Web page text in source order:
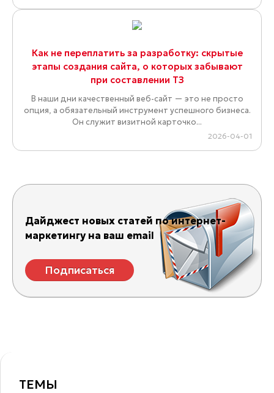
Как не переплатить за разработку: скрытые
этапы создания сайта, о которых забывают
при составлении ТЗ
В наши дни качественный веб-сайт — это не просто
опция, а обязательный инструмент успешного бизнеса.
Он служит визитной карточко...
2026-04-01
Дайджест новых статей по интернет-
маркетингу на ваш email
Подписаться
ТЕМЫ